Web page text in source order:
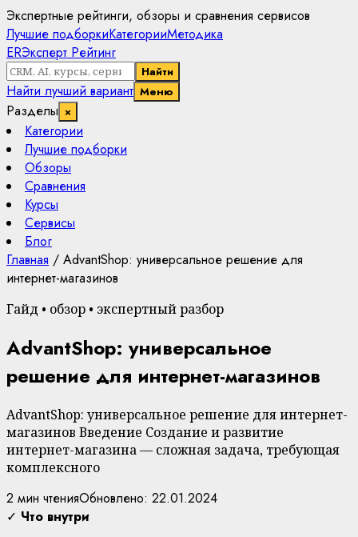
Экспертные рейтинги, обзоры и сравнения сервисов
Лучшие подборкиКатегорииМетодика
ERЭксперт Рейтинг
Найти
Найти лучший вариант Меню
Разделы ×
Категории
Лучшие подборки
Обзоры
Сравнения
Курсы
Сервисы
Блог
Главная / AdvantShop: универсальное решение для
интернет-магазинов
Гайд • обзор • экспертный разбор
AdvantShop: универсальное
решение для интернет-магазинов
AdvantShop: универсальное решение для интернет-
магазинов Введение Создание и развитие
интернет-магазина — сложная задача, требующая
комплексного
2 мин чтенияОбновлено: 22.01.2024
✓ Что внутри